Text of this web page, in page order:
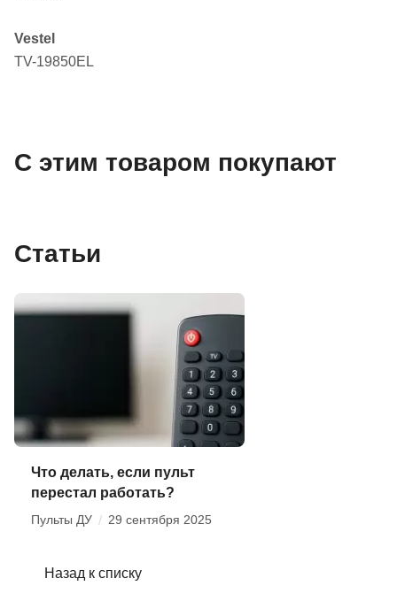
Vestel
TV-19850EL
С этим товаром покупают
Статьи
Что делать, если пульт
перестал работать?
Пульты ДУ / 29 сентября 2025
Назад к списку